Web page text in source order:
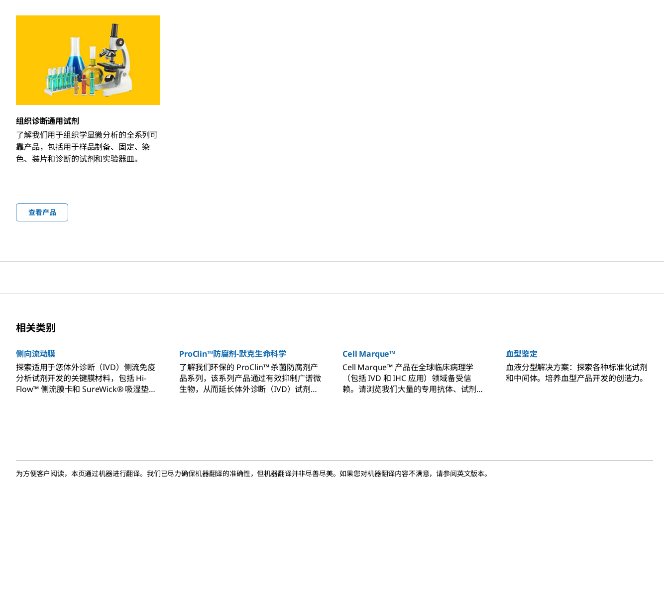
组织诊断通用试剂
了解我们用于组织学显微分析的全系列可
靠产品，包括用于样品制备、固定、染
色、装片和诊断的试剂和实验器皿。
查看产品
相关类别
侧向流动膜
探索适用于您体外诊断（IVD）侧流免疫
分析试剂开发的关键膜材料，包括 Hi-
Flow™ 侧流膜卡和 SureWick® 吸湿垫材
ProClin™防腐剂-默克生命科学
了解我们环保的 ProClin™ 杀菌防腐剂产
品系列，该系列产品通过有效抑制广谱微
生物，从而延长体外诊断（IVD）试剂的
Cell Marque™
Cell Marque™ 产品在全球临床病理学
（包括 IVD 和 IHC 应用）领域备受信
赖。请浏览我们大量的专用抗体、试剂和
血型鉴定
血液分型解决方案：探索各种标准化试剂
和中间体。培养血型产品开发的创造力。
为方便客户阅读，本页通过机器进行翻译。我们已尽力确保机器翻译的准确性，但机器翻译并非尽善尽美。如果您对机器翻译内容不满意，请参阅英文版本。